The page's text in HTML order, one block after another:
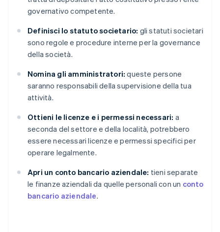
governativo competente.
Definisci lo statuto societario: gli statuti societari
sono regole e procedure interne per la governance
della società.
Nomina gli amministratori: queste persone
saranno responsabili della supervisione della tua
attività.
Ottieni le licenze e i permessi necessari: a
seconda del settore e della località, potrebbero
essere necessari licenze e permessi specifici per
operare legalmente.
Apri un conto bancario aziendale: tieni separate
le finanze aziendali da quelle personali con un conto
bancario aziendale.